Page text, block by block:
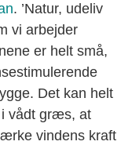
. ’Natur, udeliv
vi arbejder
er helt små,
Det kan helt
vådt græs, at
vindens kraft